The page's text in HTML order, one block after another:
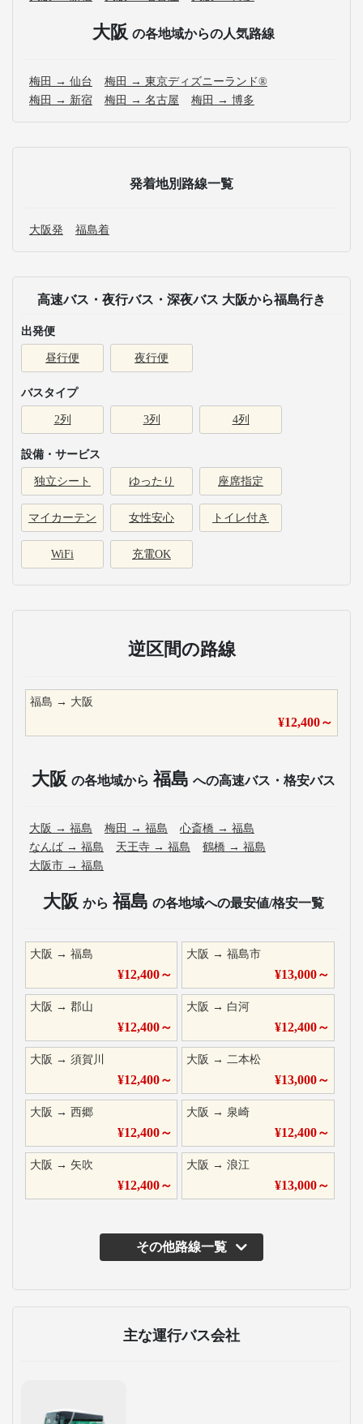
大阪 の各地域からの人気路線
梅田 → 仙台
梅田 → 東京ディズニーランド®
梅田 → 新宿
梅田 → 名古屋 梅田 → 博多
発着地別路線一覧
大阪発 福島着
高速バス・夜行バス・深夜バス 大阪から福島行き
出発便
昼行便 夜行便
バスタイプ
2列 3列 4列
設備・サービス
独立シート ゆったり 座席指定
マイカーテン 女性安心 トイレ付き
WiFi 充電OK
逆区間の路線
福島 → 大阪
¥12,400～
大阪 の各地域から 福島 への高速バス・格安バス
大阪 → 福島 梅田 → 福島 心斎橋 → 福島
なんば → 福島 天王寺 → 福島 鶴橋 → 福島
大阪市 → 福島
大阪 から 福島 の各地域への最安値/格安一覧
大阪 → 福島
¥12,400～
大阪 →福島市
¥13,000～
大阪 → 郡山
¥12,400～
大阪 → 白河
¥12,400～
大阪 → 須賀川
¥12,400～
大阪 →二本松
¥13,000～
大阪 → 西郷
¥12,400～
大阪 → 泉崎
¥12,400～
大阪 → 矢吹
¥12,400～
大阪 →浪江
¥13,000～
その他路線一覧
主な運行バス会社